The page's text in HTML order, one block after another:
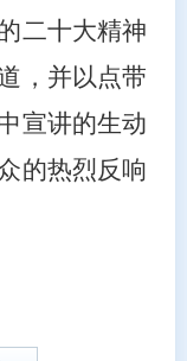
二十大精神
，并以点带
宣讲的生动
的热烈反响